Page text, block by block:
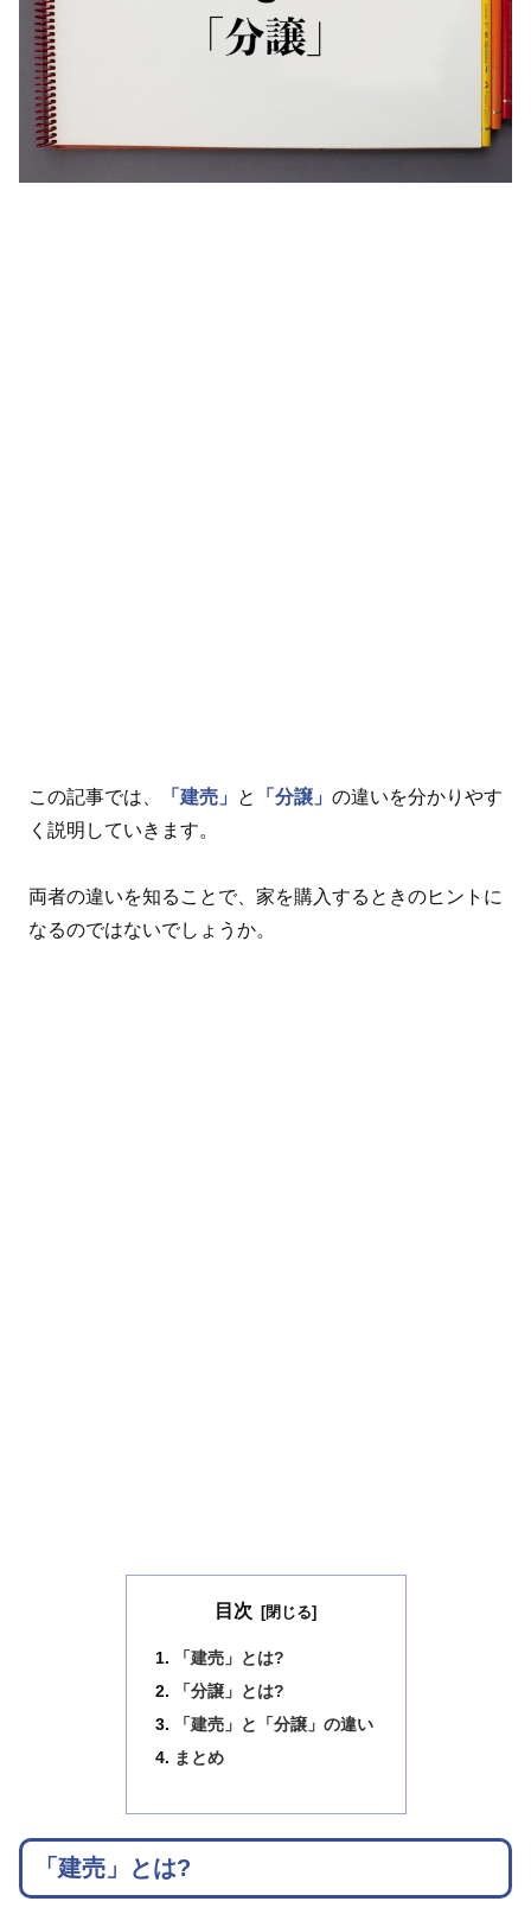
この記事では、 「建売」 と 「分譲」 の違いを分かりやす
く説明していきます。
両者の違いを知ることで、家を購入するときのヒントに
なるのではないでしょうか。
目次
「建売」とは?
「分譲」とは?
「建売」と「分譲」の違い
まとめ
「建売」とは?